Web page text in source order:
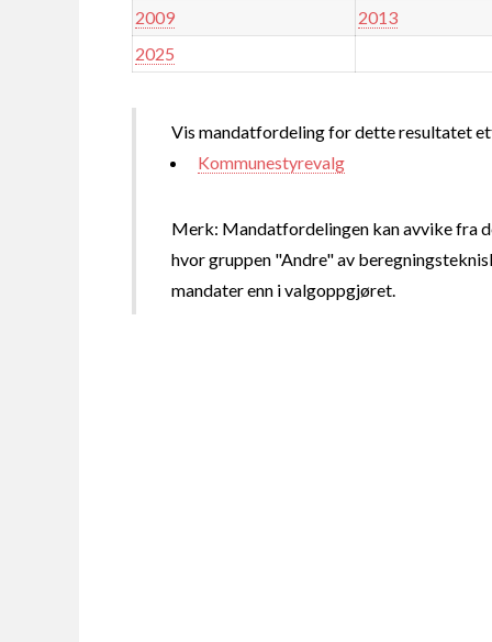
2009
2013
2025
Vis mandatfordeling for dette resultatet
Kommunestyrevalg
Merk: Mandatfordelingen kan avvike fra
hvor gruppen "Andre" av
mandater enn i valgoppgjøret.